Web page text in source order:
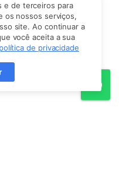
Sem problemas.
que a AKADNYX
e de terceiros para
os nossos serviços,
site. Ao continuar a
você aceita a sua
política de privacidade